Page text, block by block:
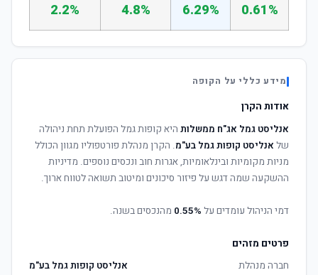
0.61%
6.29%
4.8%
2.2%
מידע כללי על הקופה
אודות הקרן
אנליסט גמל אג"ח ממשלות היא קופות גמל הפועלת תחת ניהולה
של אנליסט קופות גמל בע"מ. הקרן מנהלת פורטפוליו מגוון הכולל
מניות מקומיות ובינלאומיות, אגרות חוב ונכסים נוספים. מדיניות
ההשקעה שמה דגש על פיזור סיכונים ומיטוב תשואה לטווח ארוך.
דמי הניהול עומדים על 0.55% מהנכסים בשנה.
פרטים מזהים
חברה מנהלת
אנליסט קופות גמל בע"מ